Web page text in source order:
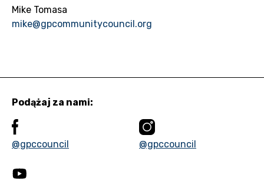
Mike Tomasa
mike@gpcommunitycouncil.org
Podążaj za nami:
@gpccouncil @gpccouncil